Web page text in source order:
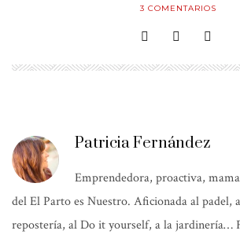
3 COMENTARIOS
Patricia Fernández
Emprendedora, proactiva,
del El Parto es Nuestro. Aficionada al padel,
repostería, al Do it yourself, a la jardinería…